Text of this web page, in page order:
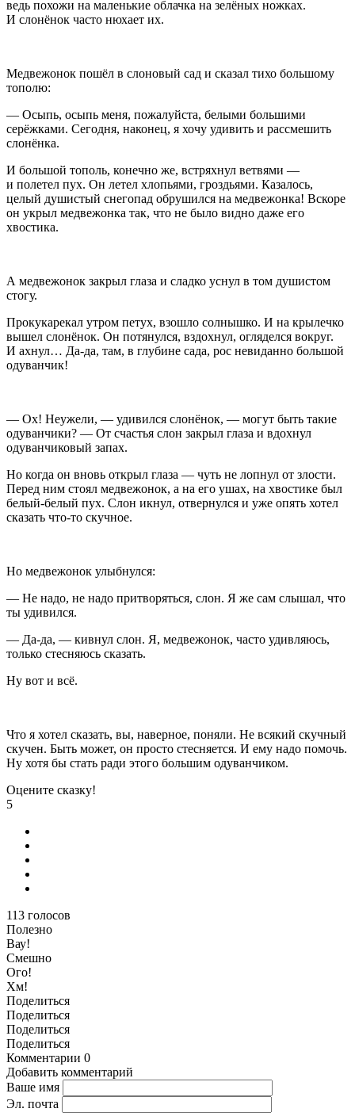
ведь похожи на маленькие облачка на зелёных ножках.
И слонёнок часто нюхает их.
Медвежонок пошёл в слоновый сад и сказал тихо большому
тополю:
— Осыпь, осыпь меня, пожалуйста, белыми большими
серёжками. Сегодня, наконец, я хочу удивить и рассмешить
слонёнка.
И большой тополь, конечно же, встряхнул ветвями —
и полетел пух. Он летел хлопьями, гроздьями. Казалось,
целый душистый снегопад обрушился на медвежонка! Вскоре
он укрыл медвежонка так, что не было видно даже его
хвостика.
А медвежонок закрыл глаза и сладко уснул в том душистом
стогу.
Прокукарекал утром петух, взошло солнышко. И на крылечко
вышел слонёнок. Он потянулся, вздохнул, огляделся вокруг.
И ахнул… Да-да, там, в глубине сада, рос невиданно большой
одуванчик!
— Ох! Неужели, — удивился слонёнок, — могут быть такие
одуванчики? — От счастья слон закрыл глаза и вдохнул
одуванчиковый запах.
Но когда он вновь открыл глаза — чуть не лопнул от злости.
Перед ним стоял медвежонок, а на его ушах, на хвостике был
белый-белый пух. Слон икнул, отвернулся и уже опять хотел
сказать что-то скучное.
Но медвежонок улыбнулся:
— Не надо, не надо притворяться, слон. Я же сам слышал, что
ты удивился.
— Да-да, — кивнул слон. Я, медвежонок, часто удивляюсь,
только стесняюсь сказать.
Ну вот и всё.
Что я хотел сказать, вы, наверное, поняли. Не всякий скучный
скучен. Быть может, он просто стесняется. И ему надо помочь.
Ну хотя бы стать ради этого большим одуванчиком.
Оцените сказку!
5
113 голосов
Полезно
Вау!
Смешно
Ого!
Хм!
Поделиться
Поделиться
Поделиться
Поделиться
Комментарии 0
Добавить комментарий
Ваше имя
Эл. почта